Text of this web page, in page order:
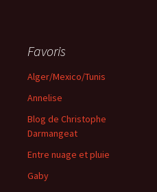
Favoris
Alger/Mexico/Tunis
Annelise
Blog de Christophe
Darmangeat
Entre nuage et pluie
Gaby